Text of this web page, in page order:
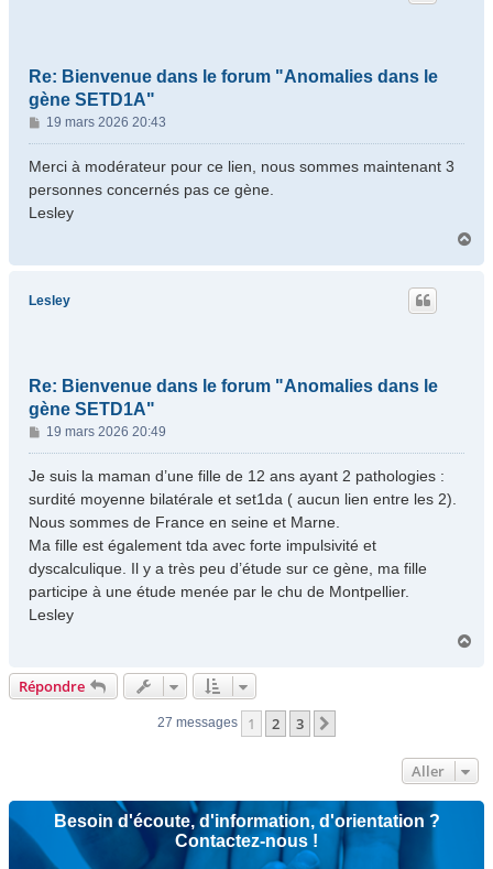
Re: Bienvenue dans le forum "Anomalies dans le
gène SETD1A"
M
e
s
g
19 mars 2026 20:43
Merci à modérateur pour ce lien, nous sommes maintenant 3
personnes concernés pas ce gène.
Lesley
Lesley
Re: Bienvenue dans le forum "Anomalies dans le
gène SETD1A"
M
e
s
g
e
19 mars 2026 20:49
Je suis la maman d’une fille de 12 ans ayant 2 pathologies :
surdité moyenne bilatérale et set1da ( aucun lien entre les 2).
Nous sommes de France en seine et Marne.
Ma fille est également tda avec forte impulsivité et
dyscalculique. Il y a très peu d’étude sur ce gène, ma fille
participe à une étude menée par le chu de Montpellier.
Lesley
Répondre
27 messages 1 2 3
Aller
Besoin d'écoute, d'information, d'orientation ?
Contactez-nous !